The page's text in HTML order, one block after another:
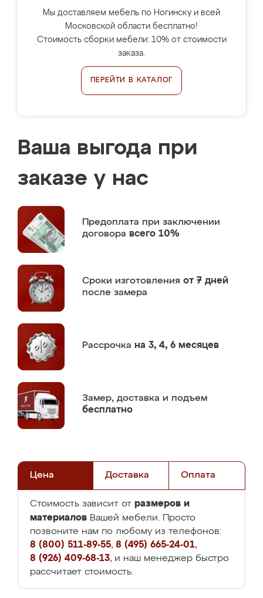
Мы доставляем мебель по Ногинску и всей
Московской области бесплатно!
Стоимость сборки мебели: 10% от стоимости
заказа.
ПЕРЕЙТИ В КАТАЛОГ
Ваша выгода при
заказе у нас
Предоплата при заключении
договора всего 10%
Сроки изготовления от 7 дней
после замера
Рассрочка на 3, 4, 6 месяцев
Замер, доставка и подъем
бесплатно
Цена Доставка Оплата
Стоимость зависит от размеров и
материалов Вашей мебели. Просто
позвоните нам по любому из телефонов:
8 (800) 511-89-55, 8 (495) 665-24-01,
8 (926) 409-68-13, и наш менеджер быстро
рассчитает стоимость.